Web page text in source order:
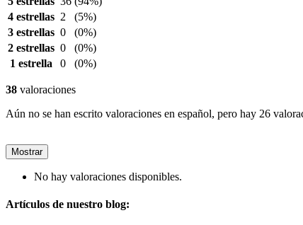
4 estrellas 2
(5%)
3 estrellas 0
(0%)
2 estrellas 0
(0%)
1 estrella
0 (0%)
38 valoraciones
Aún no se han escrito valoraciones en español, pero hay 26
Mostrar
No hay valoraciones disponibles.
Artículos de nuestro blog: